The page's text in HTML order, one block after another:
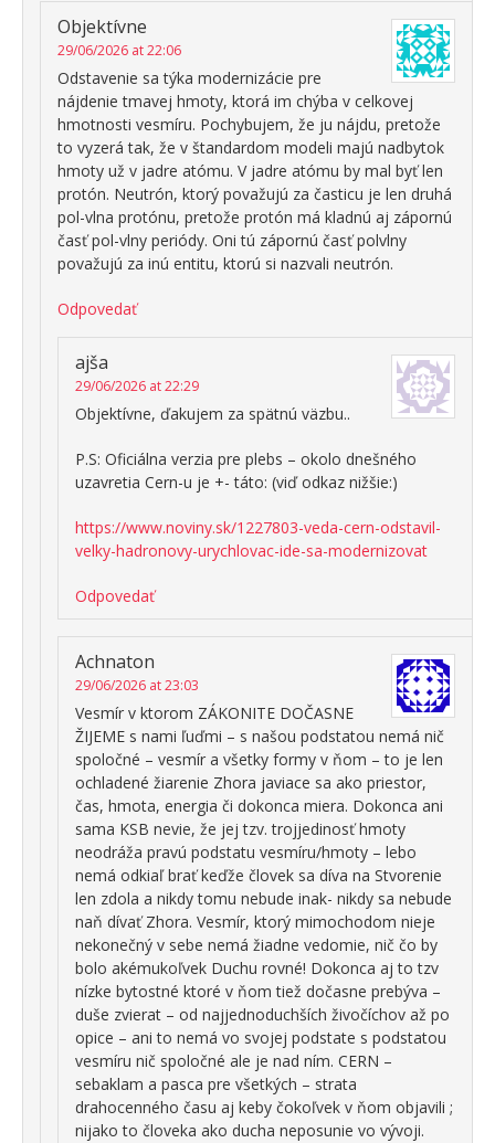
Objektívne
29/06/2026 at 22:06
Odstavenie sa týka modernizácie pre
nájdenie tmavej hmoty, ktorá im chýba v celkovej
hmotnosti vesmíru. Pochybujem, že ju nájdu, pretože
to vyzerá tak, že v štandardom modeli majú nadbytok
hmoty už v jadre atómu. V jadre atómu by mal byť len
protón. Neutrón, ktorý považujú za časticu je len druhá
pol-vlna protónu, pretože protón má kladnú aj zápornú
časť pol-vlny periódy. Oni tú zápornú časť polvlny
považujú za inú entitu, ktorú si nazvali neutrón.
Odpovedať
ajša
29/06/2026 at 22:29
Objektívne, ďakujem za spätnú väzbu..
P.S: Oficiálna verzia pre plebs – okolo dnešného
uzavretia Cern-u je +- táto: (viď odkaz nižšie:)
https://www.noviny.sk/1227803-veda-cern-odstavil-
velky-hadronovy-urychlovac-ide-sa-modernizovat
Odpovedať
Achnaton
29/06/2026 at 23:03
Vesmír v ktorom ZÁKONITE DOČASNE
ŽIJEME s nami ľuďmi – s našou podstatou nemá nič
spoločné – vesmír a všetky formy v ňom – to je len
ochladené žiarenie Zhora javiace sa ako priestor,
čas, hmota, energia či dokonca miera. Dokonca ani
sama KSB nevie, že jej tzv. trojjedinosť hmoty
neodráža pravú podstatu vesmíru/hmoty – lebo
nemá odkiaľ brať keďže človek sa díva na Stvorenie
len zdola a nikdy tomu nebude inak- nikdy sa nebude
naň dívať Zhora. Vesmír, ktorý mimochodom nieje
nekonečný v sebe nemá žiadne vedomie, nič čo by
bolo akémukoľvek Duchu rovné! Dokonca aj to tzv
nízke bytostné ktoré v ňom tiež dočasne prebýva –
duše zvierat – od najjednoduchších živočíchov až po
opice – ani to nemá vo svojej podstate s podstatou
vesmíru nič spoločné ale je nad ním. CERN –
sebaklam a pasca pre všetkých – strata
drahocenného času aj keby čokoľvek v ňom objavili ;
nijako to človeka ako ducha neposunie vo vývoji.